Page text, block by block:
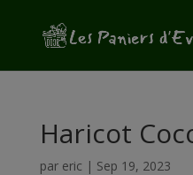
Haricot
par eric | Sep 19, 2023